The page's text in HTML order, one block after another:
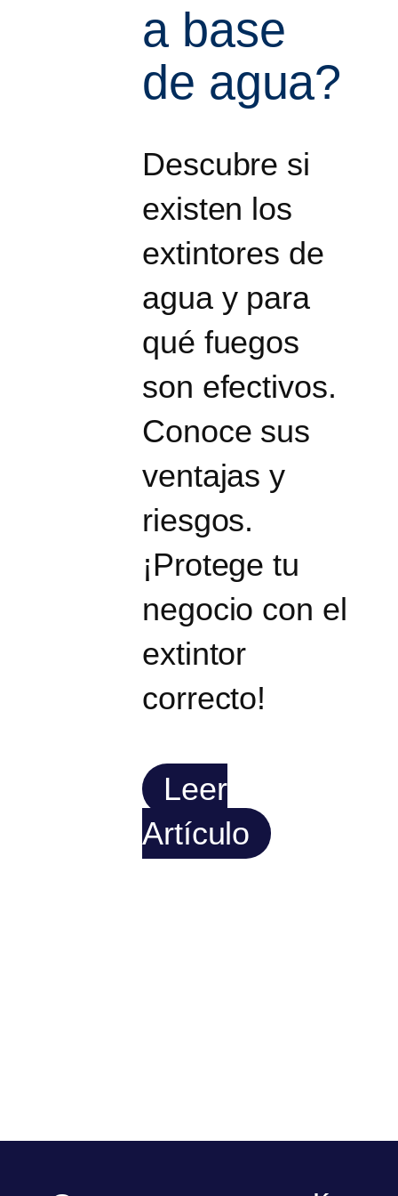
a base
de agua?
Descubre si
existen los
extintores de
agua y para
qué fuegos
son efectivos.
Conoce sus
ventajas y
riesgos.
¡Protege tu
negocio con el
extintor
correcto!
Leer
Artículo